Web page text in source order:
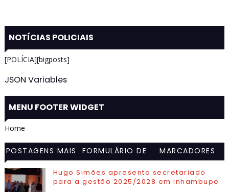
NOTÍCIAS POLICIAIS
[POLÍCIA][bigposts]
JSON Variables
MENU FOOTER WIDGET
Home
POSTAGENS MAIS
VISITADAS
FORMULÁRIO DE
MARCADORES
Hugo Simões apresenta secretariado
para a gestão 2025/2028 em Inhambupe